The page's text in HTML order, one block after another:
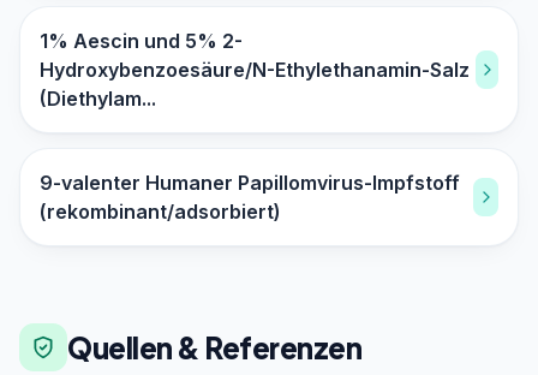
1% Aescin und 5% 2-
Hydroxybenzoesäure/N-Ethylethanamin-Salz
(Diethylam...
9-valenter Humaner Papillomvirus-Impfstoff
(rekombinant/adsorbiert)
Quellen & Referenzen